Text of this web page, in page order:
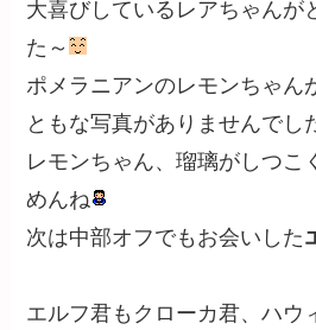
おなじみの(笑)茶々丸君です
一時期は毎週のように遊んで